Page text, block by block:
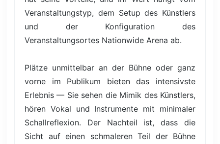
Veranstaltungstyp, dem Setup des Künstlers
und der Konfiguration des
Veranstaltungsortes Nationwide Arena ab.
Plätze unmittelbar an der Bühne oder ganz
vorne im Publikum bieten das intensivste
Erlebnis — Sie sehen die Mimik des Künstlers,
hören Vokal und Instrumente mit minimaler
Schallreflexion. Der Nachteil ist, dass die
Sicht auf einen schmaleren Teil der Bühne